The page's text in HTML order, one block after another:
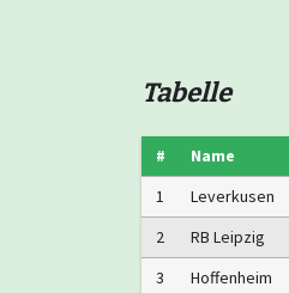
Tabelle
# Name
1
Leverkusen
2
RB Leipzig
3
Hoffenheim